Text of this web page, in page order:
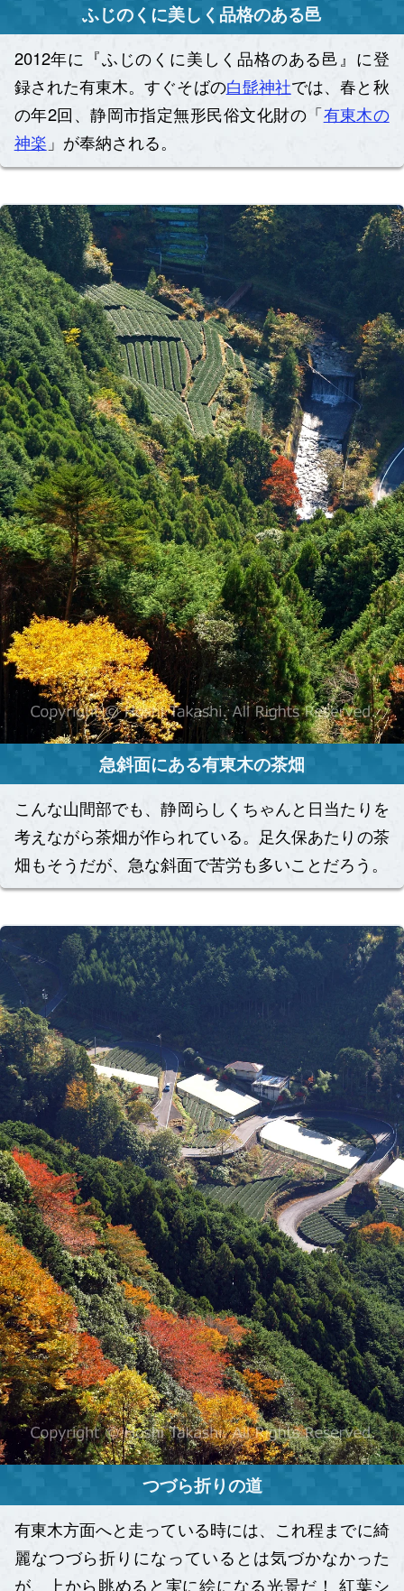
ふじのくに美しく品格のある邑
2012年に『ふじのくに美しく品格のある邑』に登
録された有東木。すぐそばの白髭神社では、春と秋
の年2回、静岡市指定無形民俗文化財の「有東木の
神楽 」が奉納される。
急斜面にある有東木の茶畑
こんな山間部でも、静岡らしくちゃんと日当たりを
考えながら茶畑が作られている。足久保あたりの茶
畑もそうだが、急な斜面で苦労も多いことだろう。
つづら折りの道
有東木方面へと走っている時には、これ程までに綺
麗なつづら折りになっているとは気づかなかった
が、上から眺めると実に絵になる光景だ！ 紅葉シ